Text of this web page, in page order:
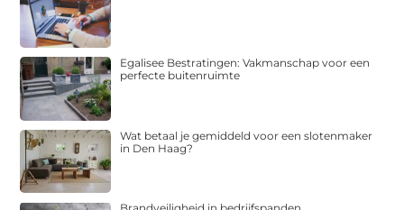
Egalisee Bestratingen: Vakmanschap voor een
perfecte buitenruimte
Wat betaal je gemiddeld voor een slotenmaker
in Den Haag?